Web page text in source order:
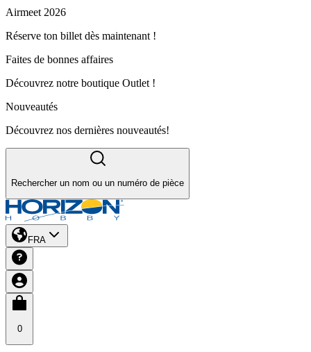
Airmeet 2026
Réserve ton billet dès maintenant !
Faites de bonnes affaires
Découvrez notre boutique Outlet !
Nouveautés
Découvrez nos dernières nouveautés!
Rechercher un nom ou un numéro de pièce
FRA
0